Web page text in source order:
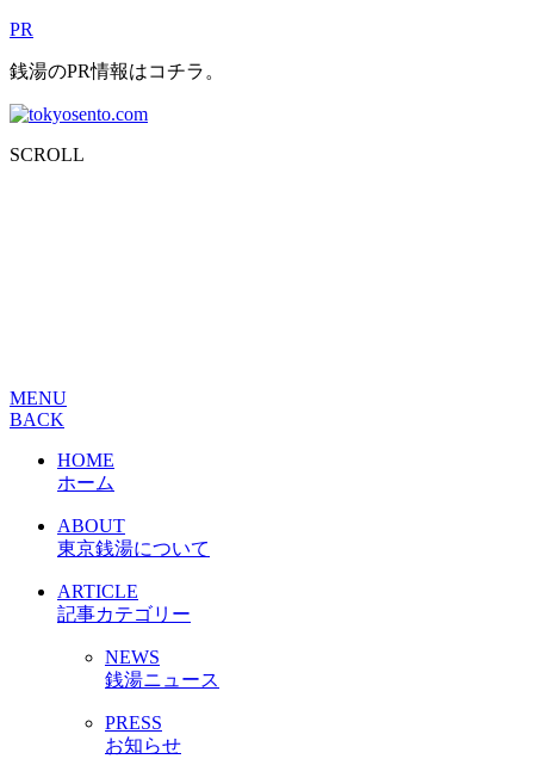
PR
銭湯のPR情報はコチラ。
SCROLL
MENU
BACK
HOME
ホーム
ABOUT
東京銭湯について
ARTICLE
記事カテゴリー
NEWS
銭湯ニュース
PRESS
お知らせ